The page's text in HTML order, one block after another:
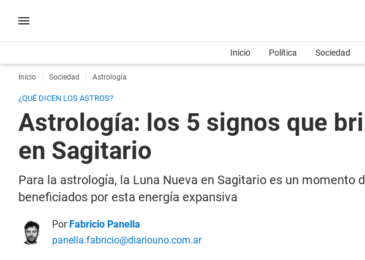
Inicio Política Sociedad
Inicio Sociedad Astrología
¿QUÉ DICEN LOS ASTROS?
Astrología: los 5 signos que
en Sagitario
Para la astrología, la Luna Nueva en Sagitario es un
beneficiados por esta energía expansiva
Por Fabricio Panella
panella.fabricio@diariouno.com.ar